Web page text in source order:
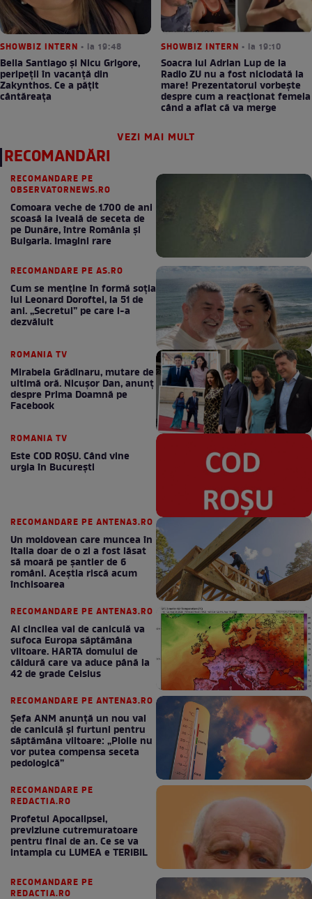
SHOWBIZ INTERN • la 19:48
Bella Santiago și Nicu Grigore,
peripeții în vacanță din
Zakynthos. Ce a pățit
cântăreața
SHOWBIZ INTERN • la 19:10
Soacra lui Adrian Lup de la
Radio ZU nu a fost niciodată la
mare! Prezentatorul vorbește
despre cum a reacționat femeia
când a aflat că va merge
VEZI MAI MULT
RECOMANDĂRI
RECOMANDARE PE
OBSERVATORNEWS.RO
Comoara veche de 1.700 de ani
scoasă la iveală de seceta de
pe Dunăre, între România şi
Bulgaria. Imagini rare
RECOMANDARE PE AS.RO
Cum se menţine în formă soţia
lui Leonard Doroftei, la 51 de
ani. „Secretul” pe care l-a
dezvăluit
ROMANIA TV
Mirabela Grădinaru, mutare de
ultimă oră. Nicuşor Dan, anunţ
despre Prima Doamnă pe
Facebook
ROMANIA TV
Este COD ROŞU. Când vine
urgia în Bucureşti
RECOMANDARE PE ANTENA3.RO
Un moldovean care muncea în
Italia doar de o zi a fost lăsat
să moară pe şantier de 6
români. Aceștia riscă acum
închisoarea
RECOMANDARE PE ANTENA3.RO
Al cincilea val de caniculă va
sufoca Europa săptămâna
viitoare. HARTA domului de
căldură care va aduce până la
42 de grade Celsius
RECOMANDARE PE ANTENA3.RO
Șefa ANM anunță un nou val
de caniculă și furtuni pentru
săptămâna viitoare: „Ploile nu
vor putea compensa seceta
pedologică”
RECOMANDARE PE
REDACTIA.RO
Profetul Apocalipsei,
previziune cutremuratoare
pentru final de an. Ce se va
intampla cu LUMEA e TERIBIL
RECOMANDARE PE
REDACTIA.RO